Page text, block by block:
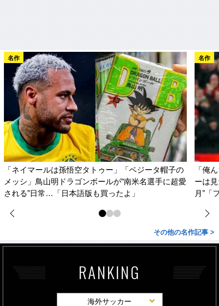
名作
「ネイマールは孫悟空タトゥー」「ベジータ帽子の
メッシ」鳥山明ドラゴンボールが“南米名選手に超愛
される”日常…「日本語版も買ったよ」
名作
「俺
ーは
月”「
その他の名作記事 >
RANKING
海外サッカー